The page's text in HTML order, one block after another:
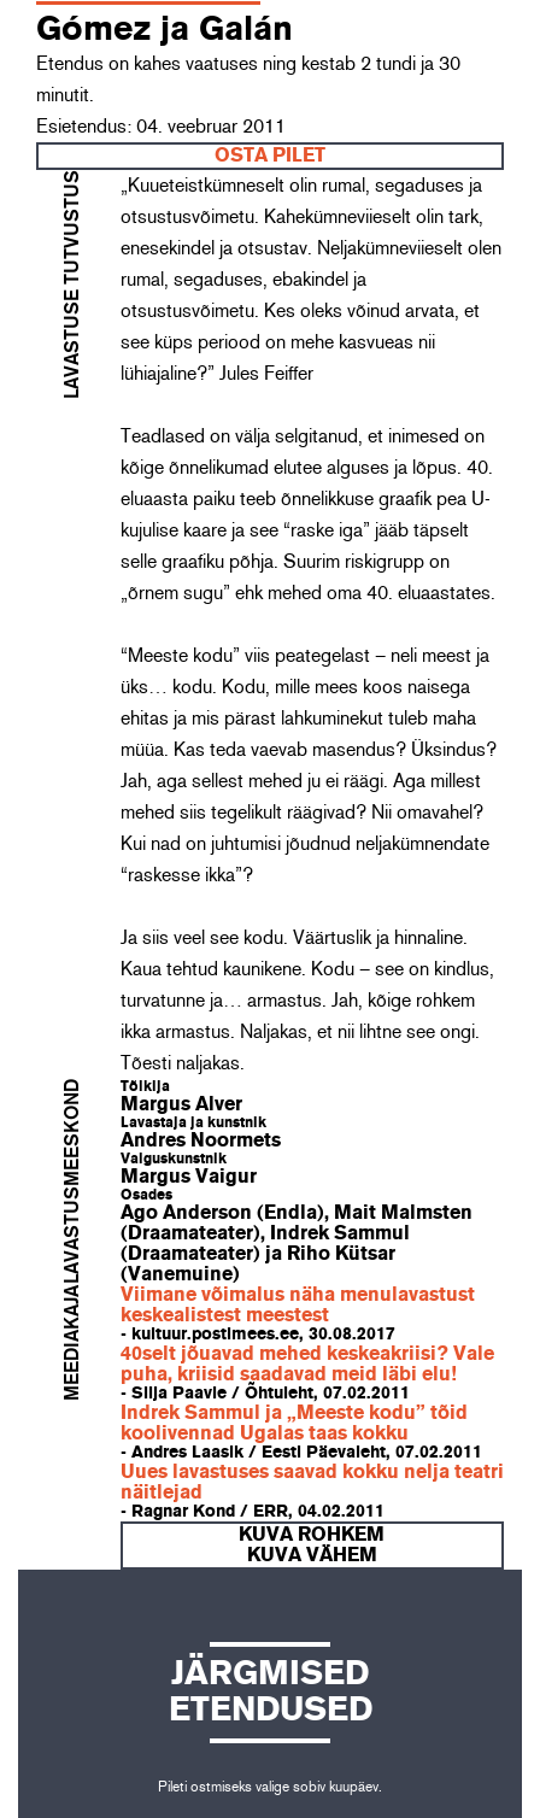
Gómez ja Galán
Etendus on kahes vaatuses ning kestab 2 tundi ja 30
minutit.
Esietendus: 04. veebruar 2011
OSTA PILET
LAVASTUSE TUTVUSTUS
„Kuueteistkümneselt olin rumal, segaduses ja
otsustusvõimetu. Kahekümneviieselt olin tark,
enesekindel ja otsustav. Neljakümneviieselt olen
rumal, segaduses, ebakindel ja
otsustusvõimetu. Kes oleks võinud arvata, et
see küps periood on mehe kasvueas nii
lühiajaline?” Jules Feiffer
Teadlased on välja selgitanud, et inimesed on
kõige õnnelikumad elutee alguses ja lõpus. 40.
eluaasta paiku teeb õnnelikkuse graafik pea U-
kujulise kaare ja see “raske iga” jääb täpselt
selle graafiku põhja. Suurim riskigrupp on
„õrnem sugu” ehk mehed oma 40. eluaastates.
“Meeste kodu” viis peategelast – neli meest ja
üks… kodu. Kodu, mille mees koos naisega
ehitas ja mis pärast lahkuminekut tuleb maha
müüa. Kas teda vaevab masendus? Üksindus?
Jah, aga sellest mehed ju ei räägi. Aga millest
mehed siis tegelikult räägivad? Nii omavahel?
Kui nad on juhtumisi jõudnud neljakümnendate
“raskesse ikka”?
Ja siis veel see kodu. Väärtuslik ja hinnaline.
Kaua tehtud kaunikene. Kodu – see on kindlus,
turvatunne ja… armastus. Jah, kõige rohkem
ikka armastus. Naljakas, et nii lihtne see ongi.
Tõesti naljakas.
LAVASTUSMEESKOND Tõlkija
Margus Alver
Lavastaja ja kunstnik
Andres Noormets
Valguskunstnik
Margus Vaigur
Osades
Ago Anderson (Endla), Mait Malmsten
(Draamateater), Indrek Sammul
(Draamateater) ja Riho Kütsar
(Vanemuine)
MEEDIAKAJA
Viimane võimalus näha menulavastust
keskealistest meestest
- kultuur.postimees.ee, 30.08.2017
40selt jõuavad mehed keskeakriisi? Vale
puha, kriisid saadavad meid läbi elu!
- Silja Paavle / Õhtuleht, 07.02.2011
Indrek Sammul ja „Meeste kodu” tõid
koolivennad Ugalas taas kokku
- Andres Laasik / Eesti Päevaleht, 07.02.2011
Uues lavastuses saavad kokku nelja teatri
näitlejad
- Ragnar Kond / ERR, 04.02.2011
KUVA ROHKEM
KUVA VÄHEM
JÄRGMISED
ETENDUSED
Pileti ostmiseks valige sobiv kuupäev.